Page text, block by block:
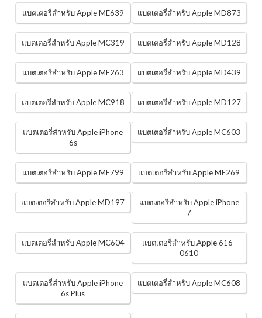
แบตเตอรี่สำหรับ Apple ME639 แบตเตอรี่สำหรับ Apple MD873
แบตเตอรี่สำหรับ Apple MC319 แบตเตอรี่สำหรับ Apple MD128
แบตเตอรี่สำหรับ Apple MF263 แบตเตอรี่สำหรับ Apple MD439
แบตเตอรี่สำหรับ Apple MC918 แบตเตอรี่สำหรับ Apple MD127
แบตเตอรี่สำหรับ Apple iPhone
6s
แบตเตอรี่สำหรับ Apple MC603
แบตเตอรี่สำหรับ Apple ME799 แบตเตอรี่สำหรับ Apple MF269
แบตเตอรี่สำหรับ Apple MD197
แบตเตอรี่สำหรับ Apple iPhone
7
แบตเตอรี่สำหรับ Apple MC604
แบตเตอรี่สำหรับ Apple 616-
0610
แบตเตอรี่สำหรับ Apple iPhone
6s Plus
แบตเตอรี่สำหรับ Apple MC608